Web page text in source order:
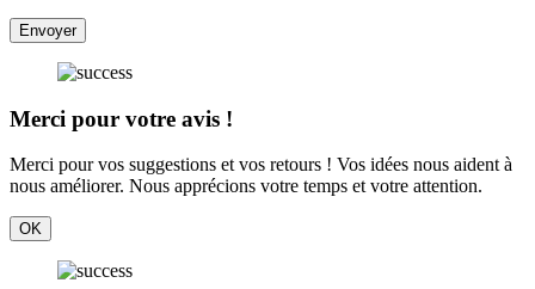
Envoyer
Merci pour votre avis !
Merci pour vos suggestions et vos retours ! Vos idées nous aident à
nous améliorer. Nous apprécions votre temps et votre attention.
OK